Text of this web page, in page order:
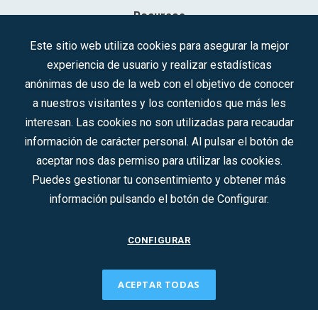
Recursos
Contacto
Sociedad Mercantil Estatal para la Gestión de la Innovación y las
Inscrita en el R.M. de Madrid, T, 12593, Se. 8, F. 129, H. 201.307.
C.I.F.: A-81/874.984
Síguenos en redes sociales:
CONTACTO
2022 © DTI · Todos los derechos reservados ·
Este sitio web utiliza cookies para asegurar la mejor
experiencia de usuario y realizar estadísticas
anónimas de uso de la web con el objetivo de conocer
a nuestros visitantes y los contenidos que más les
interesan. Las cookies no son utilizadas para recaudar
información de carácter personal. Al pulsar el botón de
aceptar nos das permiso para utilizar las cookies.
Puedes gestionar tu consentimiento y obtener más
información pulsando el botón de Configurar.
CONFIGURAR
ACEPTAR TODAS